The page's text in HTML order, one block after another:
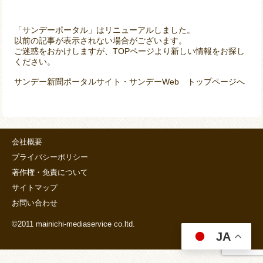
「サンデーポータル」はリニューアルしました。
以前の記事が表示されない場合がございます。
ご迷惑をおかけしますが、TOPページより新しい情報をお探し
ください。
サンデー新聞ポータルサイト・サンデーWeb トップページへ
会社概要
プライバシーポリシー
著作権・免責について
サイトマップ
お問い合わせ
©2011 mainichi-mediaservice co.ltd.
JA